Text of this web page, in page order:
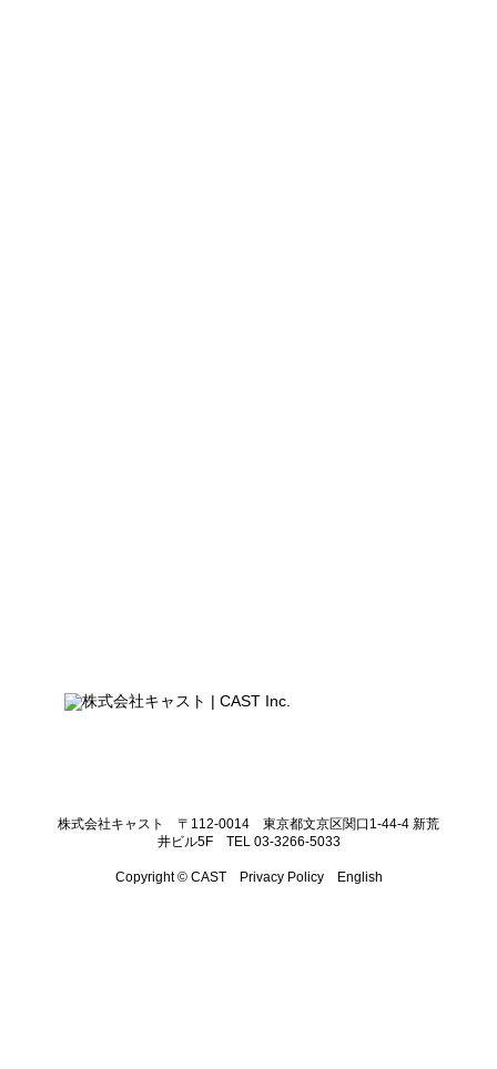
株式会社キャスト 〒112-0014 東京都文京区関口1-44-4 新荒
井ビル5F TEL 03-3266-5033
Copyright © CAST Privacy Policy English